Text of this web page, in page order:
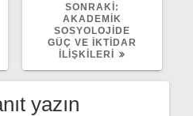
SONRAKI:
YAZI:
AKADEMIK
SOSYOLOJIDE
GÜÇ VE İKTIDAR
İLIŞKILERI
yazın